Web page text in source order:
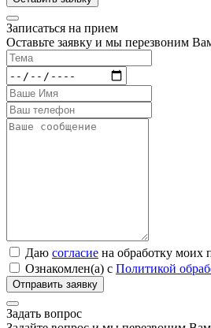
Записаться на прием
Оставьте заявку и мы перезвоним
Даю согласие на обработку моих
Ознакомлен(а) с Политикой
Задать вопрос